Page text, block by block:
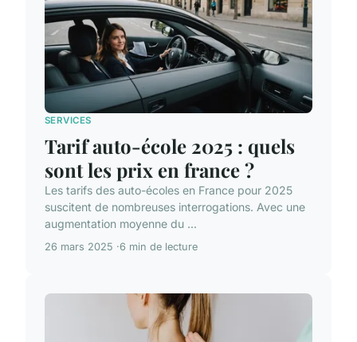
SERVICES
Tarif auto-école 2025 : quels
sont les prix en france ?
Les tarifs des auto-écoles en France pour 2025
suscitent de nombreuses interrogations. Avec une
augmentation moyenne du ...
26 mars 2025 6 min de lecture